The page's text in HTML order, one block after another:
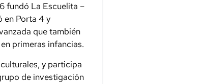
fundó La Escuelita –
en Porta 4 y
que también
primeras infancias.
y participa
de investigación